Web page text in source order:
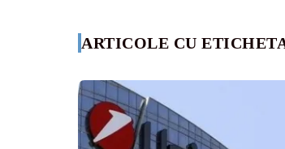
ARTICOLE CU